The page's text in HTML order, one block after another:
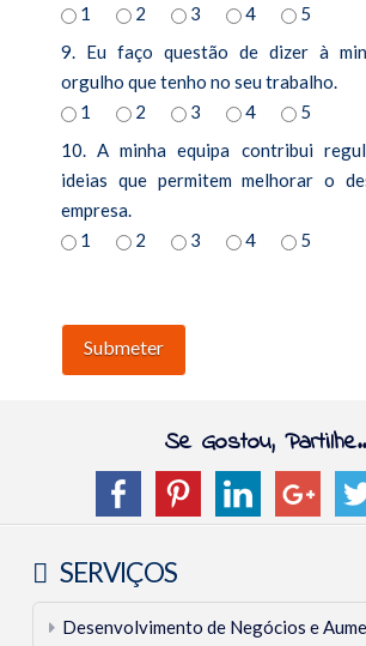
1
2 3 4
5
9. Eu faço questão de dizer à
orgulho que tenho no seu trabalho.
1
2 3 4
5
10. A minha equipa contribui
ideias que permitem melhorar o
empresa.
1
2 3 4 5
Se Gostou,
BotelhoSERVIÇOS
Desenvolvimento de Negócios e